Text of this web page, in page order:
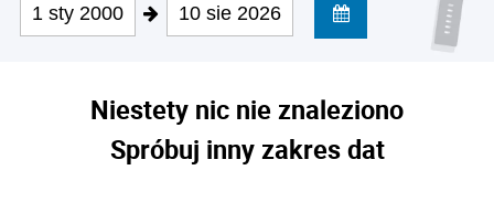
1 sty 2000 10 sie 2026
Niestety nic nie znaleziono
Spróbuj inny zakres dat